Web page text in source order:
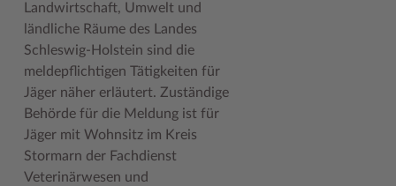
Zuständigkeitsfinder SH ↗
Stormarninfo
Termine
Ukrainehilfe
Woche der Seelischen Gesundheit
#MeinStormarn
Karrieretag
Wappen und Geschichte
Wappenrolle
Was ist ein Kreis?
Zahlen, Daten, Fakten
Vereine und Gruppen
Wälder und Moore
Landwirtschaft, Umwelt und
ländliche Räume des Landes
Schleswig-Holstein sind die
meldepflichtigen Tätigkeiten für
Jäger näher erläutert. Zuständige
Behörde für die Meldung ist für
Jäger mit Wohnsitz im Kreis
Stormarn der Fachdienst
Veterinärwesen und